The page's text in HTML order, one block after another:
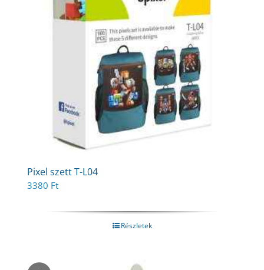
Pixel szett T-L04
3380 Ft
Részletek